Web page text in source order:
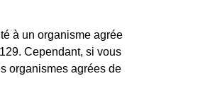
à un organisme agrée
Cependant, si vous
organismes agrées de